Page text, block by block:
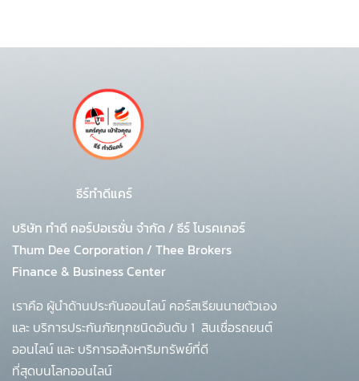
ธีร์ทำดีแคร์
บริษัท ทำดี คอร์ปอเรชั่น จำกัด / ธีร์ โบรคเกอร์
Thum Dee Corporation / Thee Brokers
Finance & Business Center
เราคือ ผู้นำด้านประกันออนไลน์ คอร์สเรียนนายตัวเอง
และ บริการประกันภัยทุกชนิดอันดับ 1 สินเชื่อรถยนต์
ออนไลน์ และ บริการอสังหาริมทรัพย์ที่ดี
ที่สุดบนโลกออนไลน์